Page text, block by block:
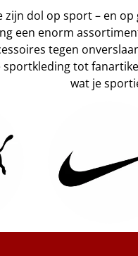
zijn dol op sport – en
een enorm
tegen
sportkleding tot
wat je